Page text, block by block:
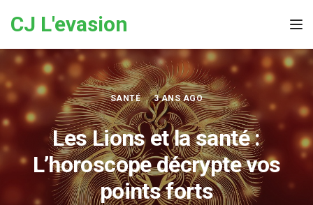
CJ L'evasion
SANTÉ 3 ANS AGO
Les Lions et la santé :
L’horoscope décrypte vos
points forts